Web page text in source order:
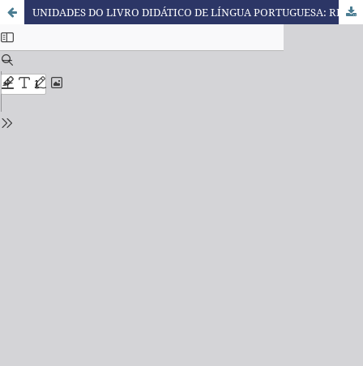
UNIDADES DO LIVRO DIDÁTICO DE LÍNGUA PORTUGUESA: REFLEXÕES SOBRE O ENSINO DOS CONTEÚDOS TIDOS COMO GRAMATICAIS